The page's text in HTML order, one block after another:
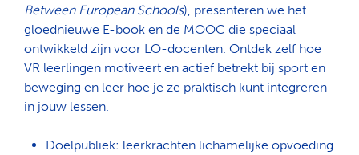
Between European Schools), presenteren we het
gloednieuwe E-book en de MOOC die speciaal
ontwikkeld zijn voor LO-docenten. Ontdek zelf hoe
VR leerlingen motiveert en actief betrekt bij sport en
beweging en leer hoe je ze praktisch kunt integreren
in jouw lessen.
Doelpubliek: leerkrachten lichamelijke opvoeding